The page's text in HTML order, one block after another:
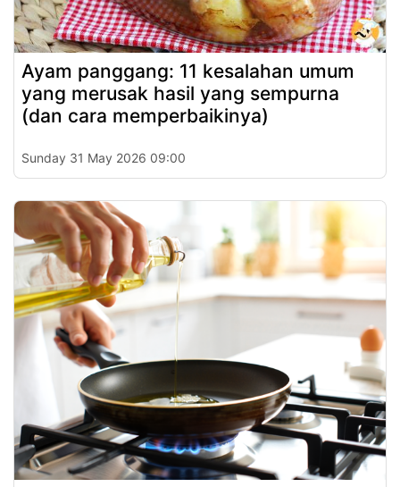
Ayam panggang: 11 kesalahan umum
yang merusak hasil yang sempurna
(dan cara memperbaikinya)
Sunday 31 May 2026 09:00